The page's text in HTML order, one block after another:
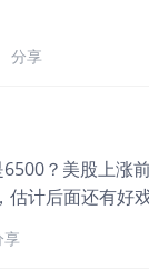
分享
？美股上涨
估计后面还有好
享